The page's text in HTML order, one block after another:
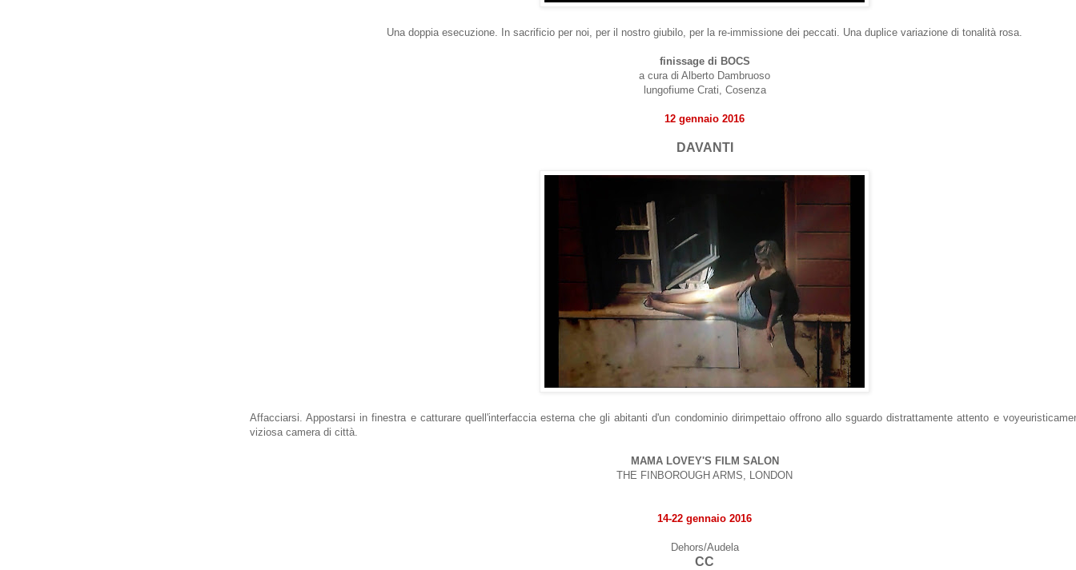
Una doppia esecuzione. In sacrificio per noi, per il nostro giubilo, per la re-immissione dei peccati. Una duplice variazione di tonalità rosa.
finissage di BOCS
a cura di Alberto Dambruoso
lungofiume Crati, Cosenza
12 gennaio 2016
DAVANTI
Affacciarsi. Appostarsi in finestra e catturare quell'interfaccia esterna che gli abitanti d'un condominio dirimpettaio offrono allo sguardo distrattamente attento e
viziosa camera di città.
MAMA LOVEY'S FILM SALON
THE FINBOROUGH ARMS, LONDON
14-22 gennaio 2016
Dehors/Audela
CC